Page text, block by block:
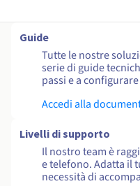
Guide
Tutte le nostre
serie di guide
passi e a
Accedi alla
Livelli di supporto
Il nostro team è
e telefono. Adatta il
necessità di